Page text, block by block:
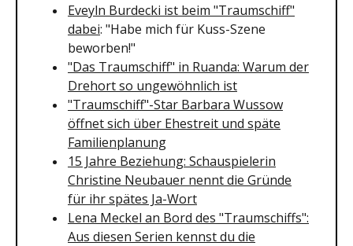
Eveyln Burdecki ist beim "Traumschiff"
dabei: "Habe mich für Kuss-Szene
beworben!"
"Das Traumschiff" in Ruanda: Warum der
Drehort so ungewöhnlich ist
"Traumschiff"-Star Barbara Wussow
öffnet sich über Ehestreit und späte
Familienplanung
15 Jahre Beziehung: Schauspielerin
Christine Neubauer nennt die Gründe
für ihr spätes Ja-Wort
Lena Meckel an Bord des "Traumschiffs":
Aus diesen Serien kennst du die